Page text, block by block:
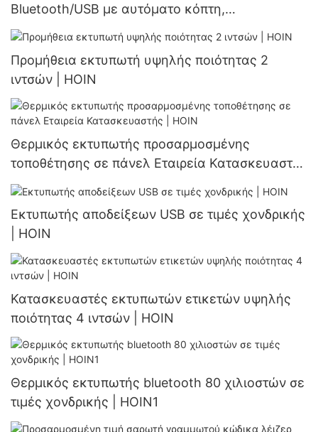
Bluetooth/USB με αυτόματο κόπτη,
εργοστασιακά φθηνός, επιτραπέζιος θερμικός
εκτυπωτής 80 χιλιοστών
Προμήθεια εκτυπωτή υψηλής ποιότητας 2
ιντσών | HOIN
Θερμικός εκτυπωτής προσαρμοσμένης
τοποθέτησης σε πάνελ Εταιρεία Κατασκευαστής
| HOIN
Εκτυπωτής αποδείξεων USB σε τιμές χονδρικής
| HOIN
Κατασκευαστές εκτυπωτών ετικετών υψηλής
ποιότητας 4 ιντσών | HOIN
Θερμικός εκτυπωτής bluetooth 80 χιλιοστών σε
τιμές χονδρικής | HOIN1